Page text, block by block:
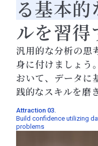
る基本
ルを習得
汎用的な分析の思
身に付けましょう
おいて、データに
践的なスキルを磨
Attraction 03.
Build confidence utilizing
problems